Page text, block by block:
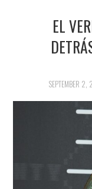
EL
SEPTEMBER